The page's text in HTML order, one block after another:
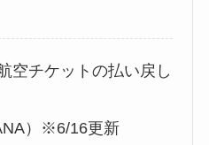
空チケットの払い戻し
）※6/16更新